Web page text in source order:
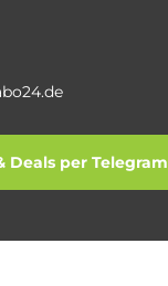
Deals per Telegram